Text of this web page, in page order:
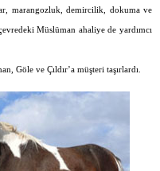
marangozluk, demircilik, dokuma ve
Müslüman ahaliye de yardımcı
Göle ve Çıldır’a müşteri taşırlardı.